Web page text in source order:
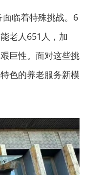
临着特殊挑战。6
老人651人，加
巨性。面对这些挑
色的养老服务新模